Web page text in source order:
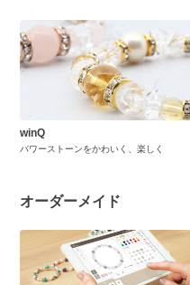
winQ
パワーストーンをかわいく、楽しく
オーダーメイド